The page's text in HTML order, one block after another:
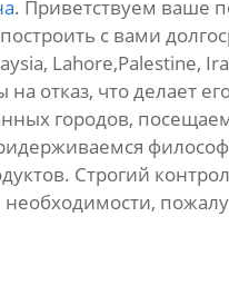
. Приветствуем ваше
с вами
Lahore,Palestine,
отказ, что делает
городов,
Строгий